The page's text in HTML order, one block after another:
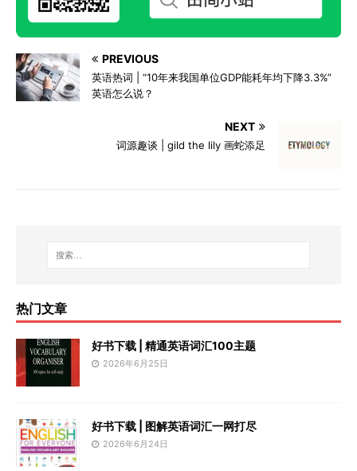
PREVIOUS
英语热词 | “10年来我国单位GDP能耗年均下降3.3%”
英语怎么说？
NEXT
词源趣谈 | gild the lily 画蛇添足
热门文章
好书下载 | 精通英语词汇100主题
2026年6月25日
好书下载 | 图解英语词汇一网打尽
2026年6月24日